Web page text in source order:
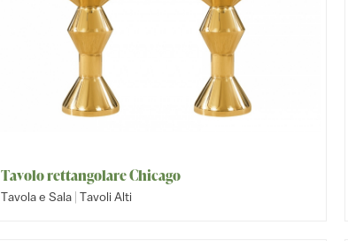
Tavolo rettangolare Chicago
Tavola e Sala | Tavoli Alti